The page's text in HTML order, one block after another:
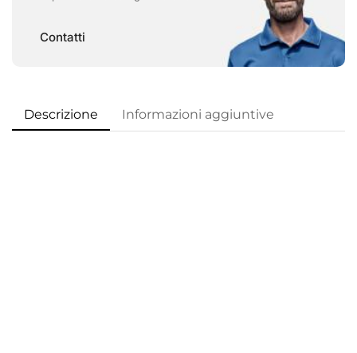
Contatti
Descrizione Informazioni aggiuntive